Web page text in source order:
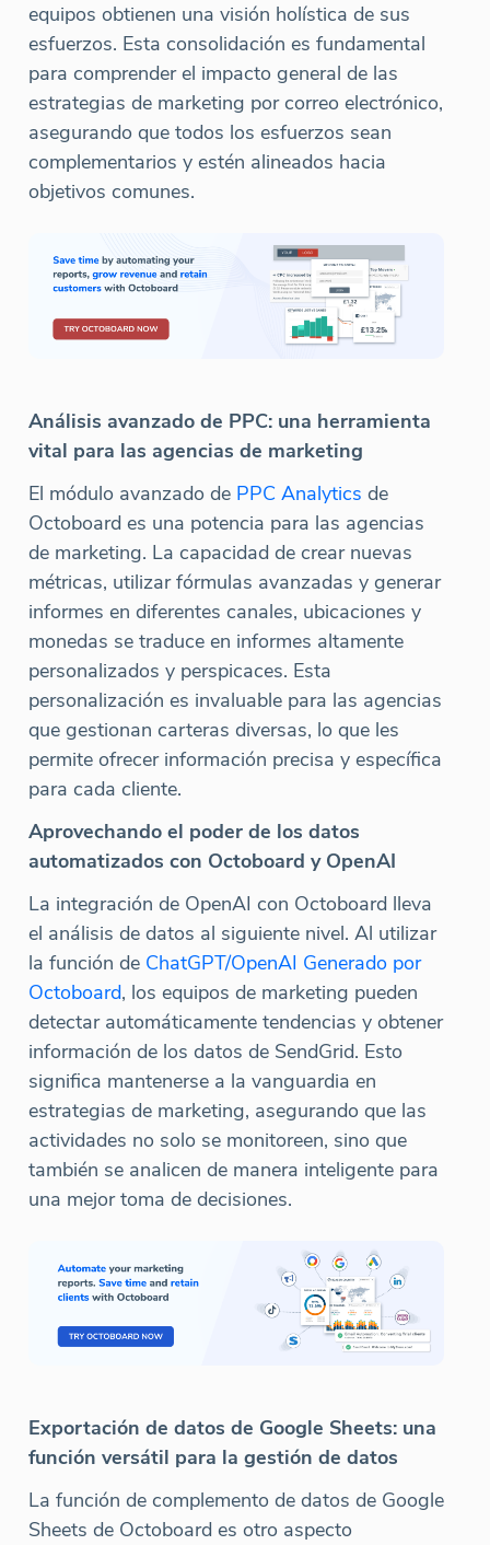
equipos obtienen una visión holística de sus
esfuerzos. Esta consolidación es fundamental
para comprender el impacto general de las
estrategias de marketing por correo electrónico,
asegurando que todos los esfuerzos sean
complementarios y estén alineados hacia
objetivos comunes.
Análisis avanzado de PPC: una herramienta
vital para las agencias de marketing
El módulo avanzado de PPC Analytics de
Octoboard es una potencia para las agencias
de marketing. La capacidad de crear nuevas
métricas, utilizar fórmulas avanzadas y generar
informes en diferentes canales, ubicaciones y
monedas se traduce en informes altamente
personalizados y perspicaces. Esta
personalización es invaluable para las agencias
que gestionan carteras diversas, lo que les
permite ofrecer información precisa y específica
para cada cliente.
Aprovechando el poder de los datos
automatizados con Octoboard y OpenAI
La integración de OpenAI con Octoboard lleva
el análisis de datos al siguiente nivel. Al utilizar
la función de ChatGPT/OpenAI Generado por
Octoboard, los equipos de marketing pueden
detectar automáticamente tendencias y obtener
información de los datos de SendGrid. Esto
significa mantenerse a la vanguardia en
estrategias de marketing, asegurando que las
actividades no solo se monitoreen, sino que
también se analicen de manera inteligente para
una mejor toma de decisiones.
Exportación de datos de Google Sheets: una
función versátil para la gestión de datos
La función de complemento de datos de Google
Sheets de Octoboard es otro aspecto